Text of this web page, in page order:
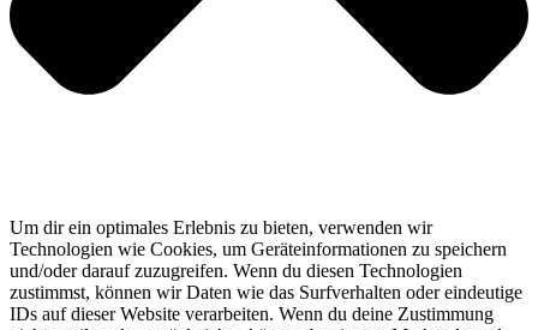
Um dir ein optimales Erlebnis zu bieten, verwenden wir
Technologien wie Cookies, um Geräteinformationen zu speichern
und/oder darauf zuzugreifen. Wenn du diesen Technologien
zustimmst, können wir Daten wie das Surfverhalten oder eindeutige
IDs auf dieser Website verarbeiten. Wenn du deine Zustimmung